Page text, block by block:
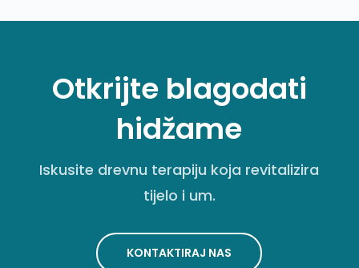
Otkrijte blagodati
hidžame
Iskusite drevnu terapiju koja revitalizira
tijelo i um.
KONTAKTIRAJ NAS